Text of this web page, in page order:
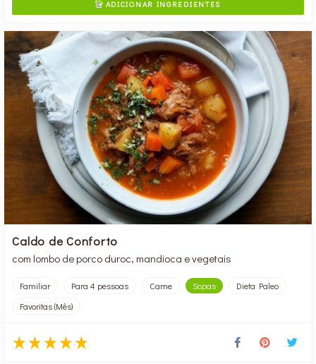
ADICIONAR INGREDIENTES
Caldo de Conforto
com lombo de porco duroc, mandioca e vegetais
Familiar Para 4 pessoas Carne Sopas
Dieta Paleo
Favoritas (Mês)